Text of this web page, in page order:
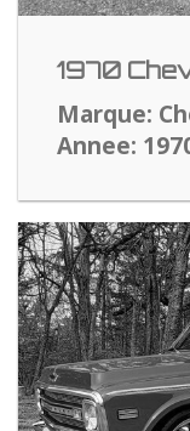
1970
Marque:
Annee: